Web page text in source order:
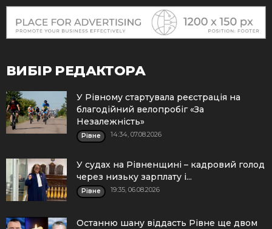
ВИБІР РЕДАКТОРА
У Рівному стартувала реєстрація на
благодійний велопробіг «За
Незалежність»
Рівне 14:34, 07.08.2026
У судах на Рівненщині – кадровий голод
через низьку зарплату і...
Рівне 19:35, 06.08.2026
Останню шану віддасть Рівне ще двом